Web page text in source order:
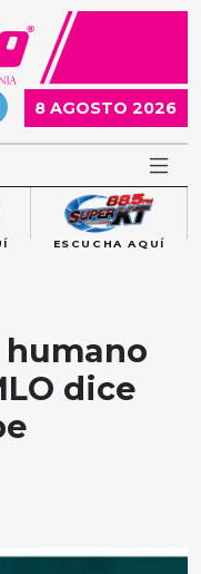
8 AGOSTO 2026
ESCUCHA AQUÍ
humano
dice